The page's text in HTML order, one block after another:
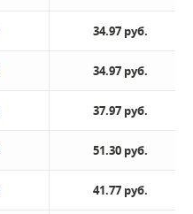
34.97 руб.
34.97 руб.
37.97 руб.
51.30 руб.
41.77 руб.